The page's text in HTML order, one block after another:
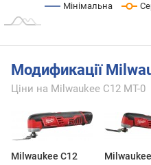
Мінімальна
Модификації
Ціни на Milwaukee C12 MT-0
Milwaukee C12